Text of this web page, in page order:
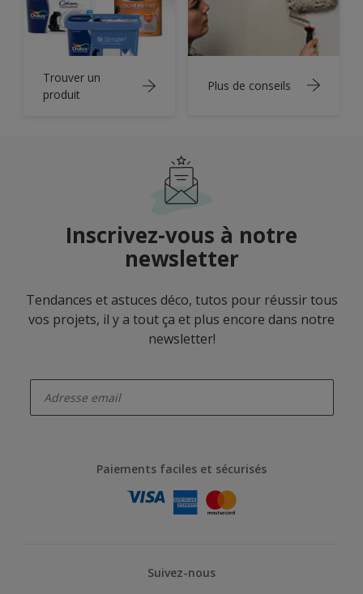
Trouver un
produit
Plus de conseils
Inscrivez-vous à notre
newsletter
Tendances et astuces déco, tutos pour réussir tous
vos projets, il y a tout ça et plus encore dans notre
newsletter!
Paiements faciles et sécurisés
Suivez-nous